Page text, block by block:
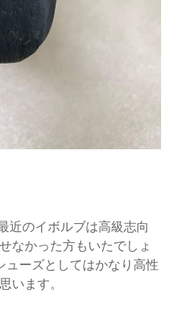
近のイボルブは高級志向
なかった方もいたでしょ
ューズとしてはかなり高性
います。